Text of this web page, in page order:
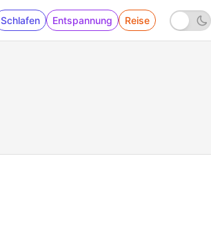
Schlafen Entspannung Reise